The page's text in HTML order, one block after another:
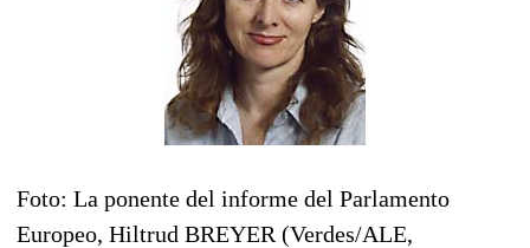
Foto: La ponente del informe del Parlamento
Europeo, Hiltrud BREYER (Verdes/ALE,